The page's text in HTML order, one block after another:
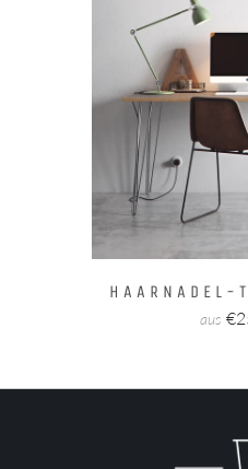
HAARNADEL-
aus